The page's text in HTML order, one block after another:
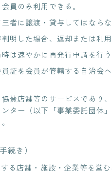
員のみ利用できる。
者に譲渡・貸与してはならな
明した場合、返却または利用
は速やかに再発行申請を行う
証を会員が管轄する自治会
賛店舗等のサービスであり
ター（以下「事業委託団体
続き）
る店舗・施設・企業等を営